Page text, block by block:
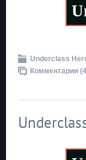
Underclass
Комментарии